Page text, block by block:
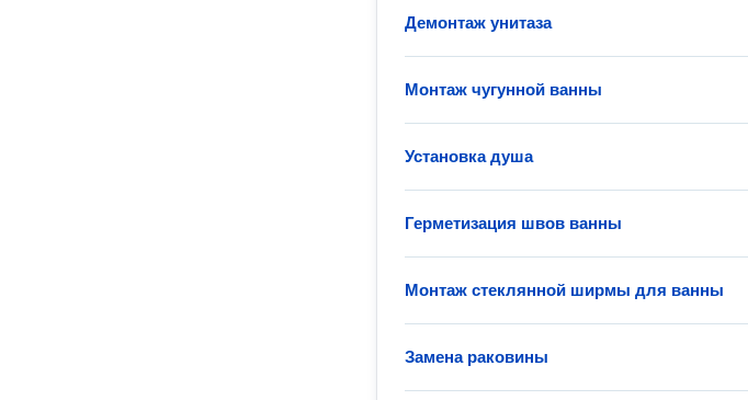
Демонтаж унитаза
Монтаж чугунной ванны
Установка душа
Герметизация швов ванны
Монтаж стеклянной ширмы для ванны
Замена раковины